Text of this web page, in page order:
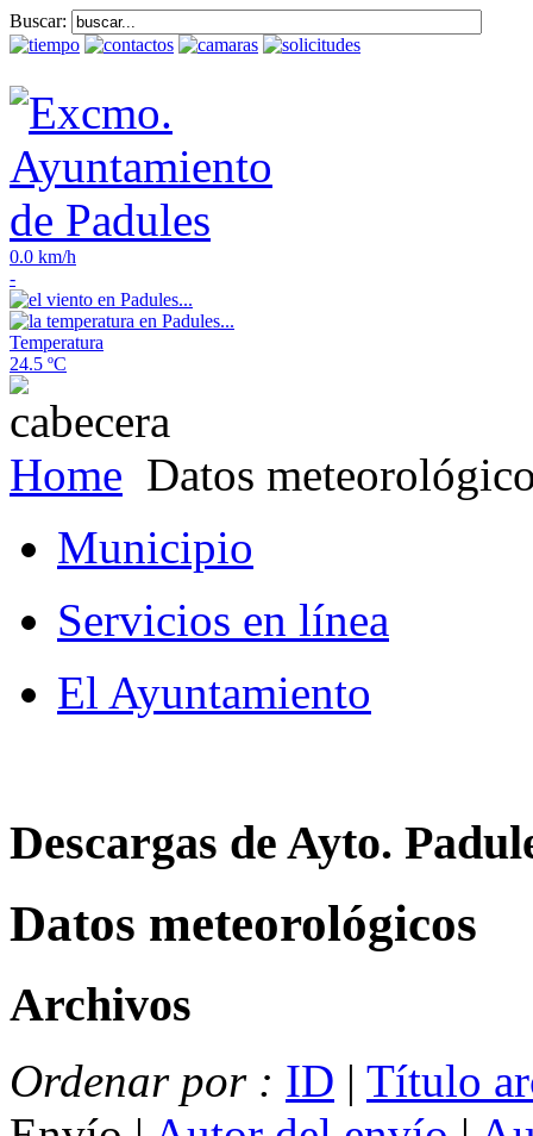
Buscar:
0.0 km/h
-
Temperatura
24.5 ºC
Home Datos
Municipio
Servicios en línea
El Ayuntamiento
Descargas de Ayto.
Datos meteorológicos
Archivos
Ordenar por : ID | Título